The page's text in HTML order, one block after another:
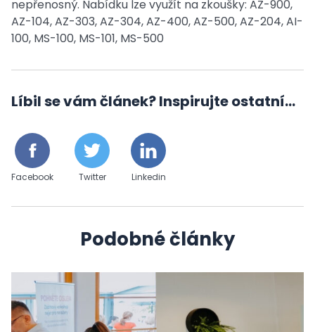
nepřenosný. Nabídku lze využít na zkoušky: AZ-900,
AZ-104, AZ-303, AZ-304, AZ-400, AZ-500, AZ-204, AI-
100, MS-100, MS-101, MS-500
Líbil se vám článek? Inspirujte ostatní...
Facebook Twitter Linkedin
Podobné články